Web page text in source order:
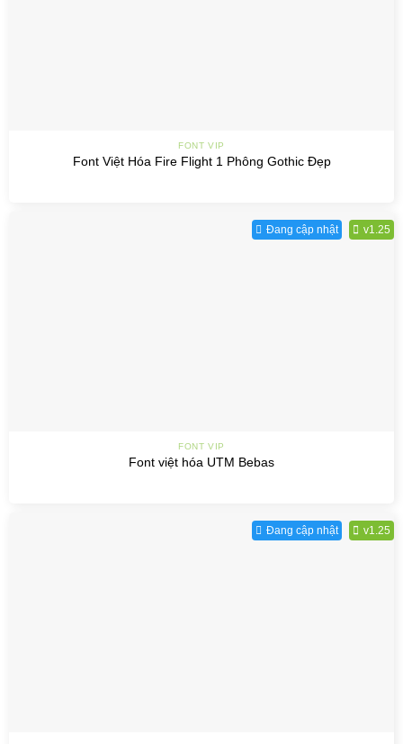
FONT VIP
Font Việt Hóa Fire Flight 1 Phông Gothic Đẹp
Đang cập nhật v1.25
FONT VIP
Font việt hóa UTM Bebas
Đang cập nhật v1.25